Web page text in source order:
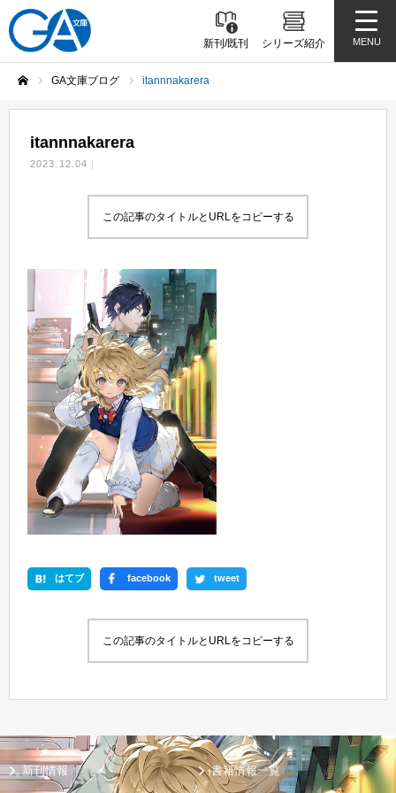
新刊/既刊 シリーズ紹介 MENU
GA文庫ブログ itannnakarera
itannnakarera
2023.12.04
この記事のタイトルとURLをコピーする
はてブ facebook tweet
この記事のタイトルとURLをコピーする
新刊情報 書籍情報一覧